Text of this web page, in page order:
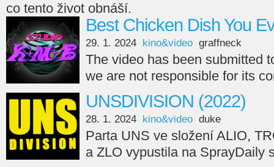
co tento život obnáší.
Best Chicken Dish You
29. 1. 2024 kino&video graffneck
The video has been submitted
we are not responsible for its
UNSDIVISION (2022)
28. 1. 2024 kino&video duke
Parta UNS ve složení ALIO,
a ZLO vypustila na SprayDaily